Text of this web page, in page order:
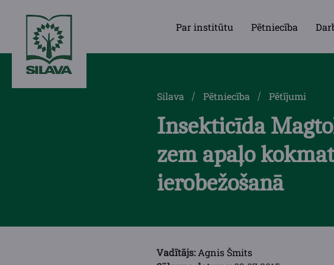
Par institūtu Pētniecība
Silava Pētniecība Pētījumi
Insekticīda
zem apaļo
ierobežošanā
Vadītājs:Agnis Šmits